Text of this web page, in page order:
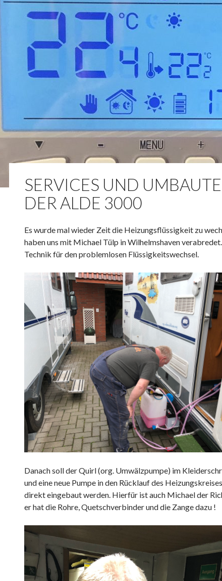
SERVICES UND
DER ALDE 3000
Es wurde mal wieder Zeit die Heizungsflüssigkeit zu
haben uns mit Michael Tülp in Wilhelmshaven
Technik für den problemlosen Flüssigkeitswechsel.
Danach soll der Quirl (org. Umwälzpumpe) im
und eine neue Pumpe in den Rücklauf des
direkt eingebaut werden. Hierfür ist auch Michael der
er hat die Rohre, Quetschverbinder und die Zange dazu !